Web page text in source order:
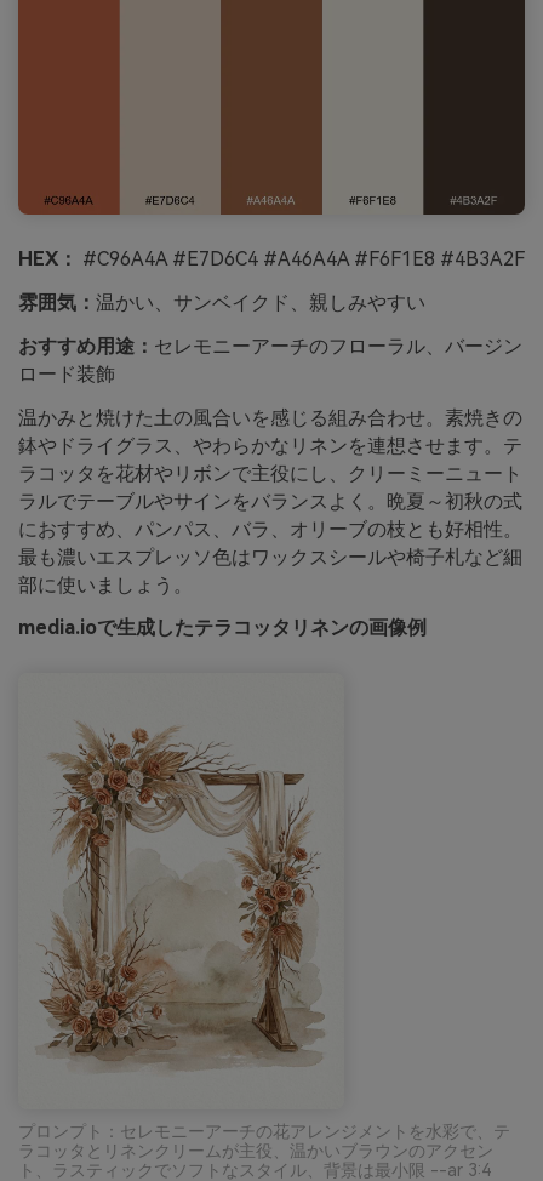
HEX： #C96A4A #E7D6C4 #A46A4A #F6F1E8 #4B3A2F
雰囲気： 温かい、サンベイクド、親しみやすい
おすすめ用途： セレモニーアーチのフローラル、バージン
ロード装飾
温かみと焼けた土の風合いを感じる組み合わせ。素焼きの
鉢やドライグラス、やわらかなリネンを連想させます。テ
ラコッタを花材やリボンで主役にし、クリーミーニュート
ラルでテーブルやサインをバランスよく。晩夏～初秋の式
におすすめ、パンパス、バラ、オリーブの枝とも好相性。
最も濃いエスプレッソ色はワックスシールや椅子札など細
部に使いましょう。
media.ioで生成したテラコッタリネンの画像例
プロンプト：セレモニーアーチの花アレンジメントを水彩で、テ
ラコッタとリネンクリームが主役、温かいブラウンのアクセン
ト、ラスティックでソフトなスタイル、背景は最小限 --ar 3:4